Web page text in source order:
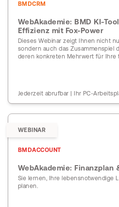
BMDCRM
WebAkademie: BMD KI-
Effizienz mit Fox-Power
Dieses Webinar zeigt Ihnen nicht
sondern auch das Zusammenspiel
deren konkreten Mehrwert für Ihre
Jederzeit abrufbar | Ihr PC-
WEBINAR
BMDACCOUNT
WebAkademie: Finanzplan
Sie lernen, Ihre lebensnotwendige
planen.